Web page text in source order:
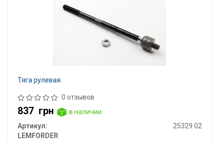
Тяга рулевая
0 отзывов
837 грн
в наличии
Артикул:
25329 02
LEMFORDER